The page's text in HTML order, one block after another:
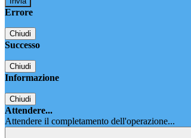
Errore
Chiudi
Successo
Chiudi
Informazione
Chiudi
Attendere...
Attendere il completamento dell'operazione...